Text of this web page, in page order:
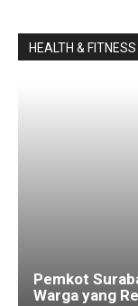
HEALTH & FITNESS
Pemkot
Warga yang